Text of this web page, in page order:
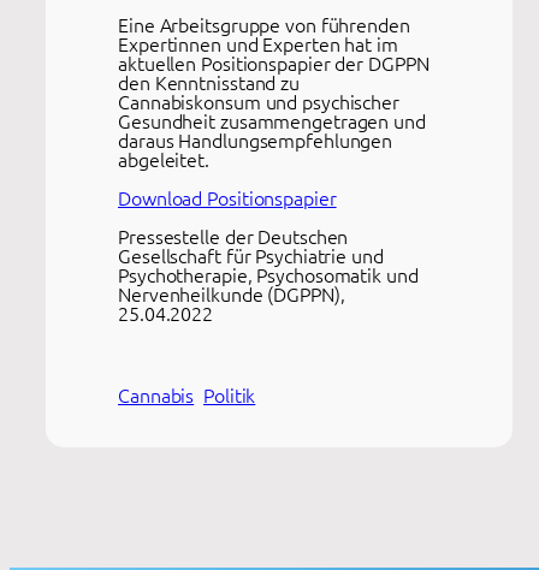
Eine Arbeitsgruppe von führenden
Expertinnen und Experten hat im
aktuellen Positionspapier der DGPPN
den Kenntnisstand zu
Cannabiskonsum und psychischer
Gesundheit zusammengetragen und
daraus Handlungsempfehlungen
abgeleitet.
Download Positionspapier
Pressestelle der Deutschen
Gesellschaft für Psychiatrie und
Psychotherapie, Psychosomatik und
Nervenheilkunde (DGPPN),
25.04.2022
Cannabis Politik